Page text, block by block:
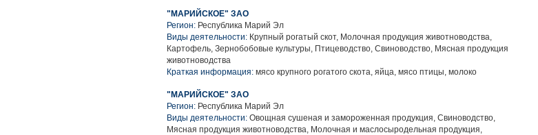
"МАРИЙСКОЕ" ЗАО
Регион: Республика Марий Эл
Виды деятельности: Крупный рогатый скот, Молочная продукция животноводства,
Картофель, Зернобобовые культуры, Птицеводство, Свиноводство, Мясная продукция
животноводства
Краткая информация: мясо крупного рогатого скота, яйца, мясо птицы, молоко
"МАРИЙСКОЕ" ЗАО
Регион: Республика Марий Эл
Виды деятельности: Овощная сушеная и замороженная продукция, Свиноводство,
Мясная продукция животноводства, Молочная и маслосыродельная продукция,